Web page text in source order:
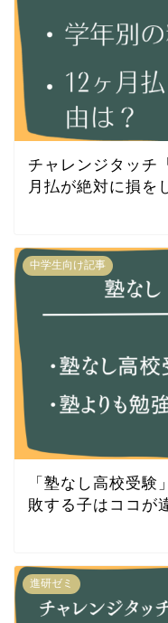
チャレンジタッチ
月払が絶対に損を
中学生向け記事
「塾なし高校受
敗する子はココが
進研ゼミ